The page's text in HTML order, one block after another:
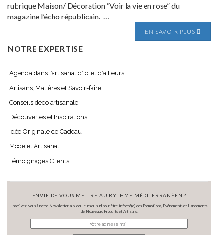
rubrique Maison/ Décoration “Voir la vie en rose” du
magazine l’écho républicain. …
EN SAVOIR PLUS
NOTRE EXPERTISE
Agenda dans l’artisanat d’ici et d’ailleurs
Artisans, Matières et Savoir-faire.
Conseils déco artisanale
Découvertes et Inspirations
Idée Originale de Cadeau
Mode et Artisanat
Témoignages Clients
ENVIE DE VOUS METTRE AU RYTHME MÉDITERRANÉEN ?
Inscrivez-vous à notre Newsletter aux couleurs du sud pour être informé(e) des Promotions, Evénements et Lancements
de Nouveaux Produits et Artisans.